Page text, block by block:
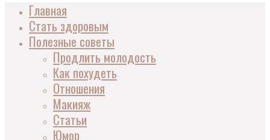
Главная
Стать здоровым
Полезные советы
Продлить молодость
Как похудеть
Отношения
Макияж
Статьи
Юмор